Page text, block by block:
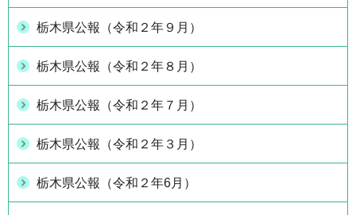
栃木県公報（令和２年９月）
栃木県公報（令和２年８月）
栃木県公報（令和２年７月）
栃木県公報（令和２年３月）
栃木県公報（令和２年6月）